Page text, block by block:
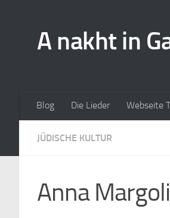
A nakht in
Blog Die Lieder Webseite
JÜDISCHE KULTUR
Anna